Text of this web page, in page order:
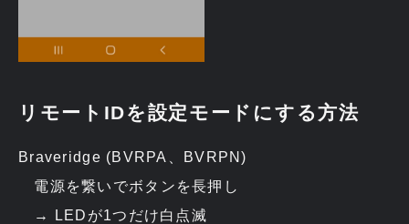
リモートIDを設定モードにする方法
Braveridge (BVRPA、BVRPN)
電源を繋いでボタンを長押し
→ LEDが1つだけ白点滅